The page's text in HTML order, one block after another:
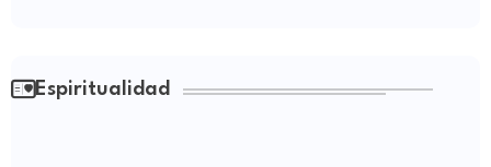
Espiritualidad